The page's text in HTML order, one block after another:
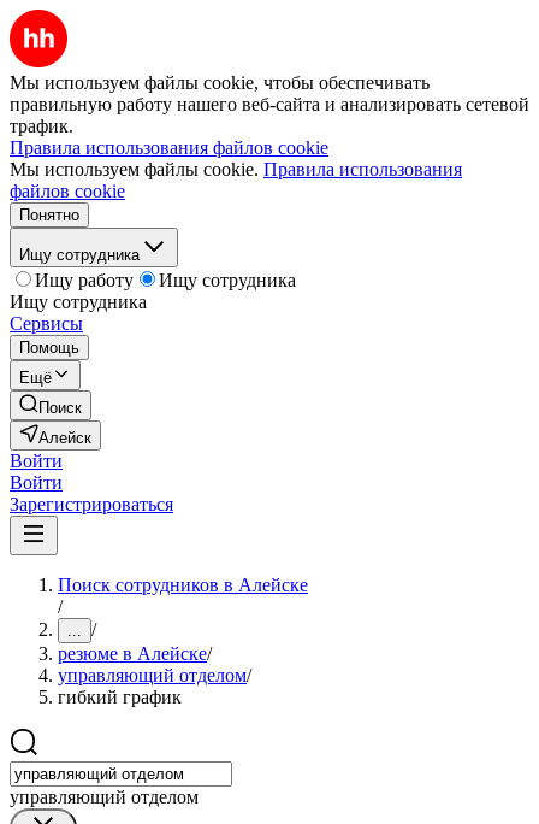
Мы используем файлы cookie, чтобы обеспечивать
правильную работу нашего веб-сайта и анализировать сетевой
трафик.
Правила использования файлов cookie
Мы используем файлы cookie. Правила использования
файлов cookie
Понятно
Ищу сотрудника
Ищу работу
Ищу сотрудника
Ищу сотрудника
Сервисы
Помощь
Ещё
Поиск
Алейск
Войти
Войти
Зарегистрироваться
Поиск сотрудников в Алейске
/
... /
резюме в Алейске/
управляющий отделом/
гибкий график
управляющий отделом